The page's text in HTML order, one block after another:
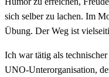
sich selber zu lachen. Im
Übung. Der Weg ist
Ich war tätig als
UNO-Unterorganisation,